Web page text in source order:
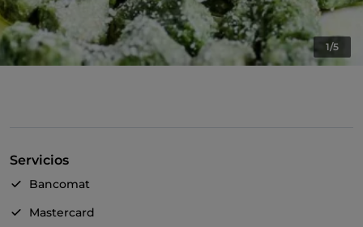
1/5
Servicios
Bancomat
Mastercard